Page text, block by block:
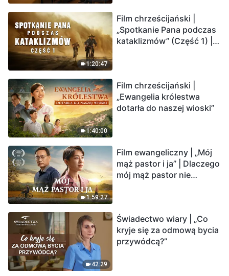
1:20:47
Film chrześcijański |
„Spotkanie Pana podczas
kataklizmów” (Część 1) |
1:40:00
Film chrześcijański |
„Ewangelia królestwa
dotarła do naszej wioski”
1:59:27
Film ewangeliczny | „Mój
mąż pastor i ja” | Dlaczego
mój mąż pastor nie
42:29
Świadectwo wiary | „Co
kryje się za odmową bycia
przywódcą?”